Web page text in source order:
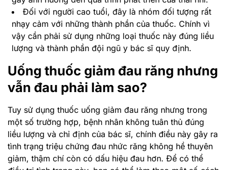
Đối với người cao tuổi, đây là nhóm đối tượng rất
nhạy cảm với những thành phần của thuốc. Chính vì
vậy cần phải sử dụng những loại thuốc này đúng liều
lượng và thành phần đội ngũ y bác sĩ quy định.
Uống thuốc giảm đau răng nhưng
vẫn đau phải làm sao?
Tuy sử dụng thuốc uống giảm đau răng nhưng trong
một số trường hợp, bệnh nhân không tuân thủ đúng
liều lượng và chỉ định của bác sĩ, chính điều này gây ra
tình trạng triệu chứng đau nhức răng không hề thuyên
giảm, thậm chí còn có dấu hiệu đau hơn. Để có thể